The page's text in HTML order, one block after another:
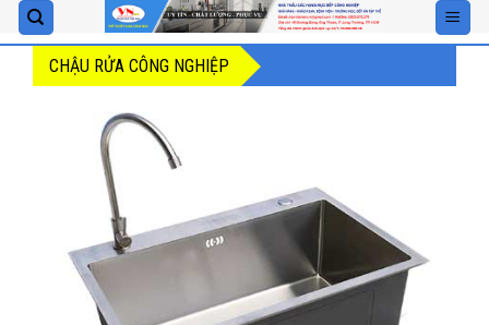
Skip
to
contentCHẬU RỬA CÔNG NGHIỆP